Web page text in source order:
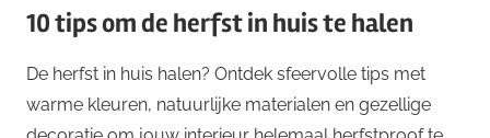
10 tips om de herfst in huis te halen
De herfst in huis halen? Ontdek sfeervolle tips met
warme kleuren, natuurlijke materialen en gezellige